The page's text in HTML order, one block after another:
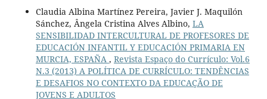
Claudia Albina Martínez Pereira, Javier J. Maquilón
Sánchez, Ângela Cristina Alves Albino, LA
SENSIBILIDAD INTERCULTURAL DE PROFESORES DE
EDUCACIÓN INFANTIL Y EDUCACIÓN PRIMARIA EN
MURCIA, ESPAÑA , Revista Espaço do Currículo: Vol.6
N.3 (2013) A POLÍTICA DE CURRÍCULO: TENDÊNCIAS
E DESAFIOS NO CONTEXTO DA EDUCAÇÃO DE
JOVENS E ADULTOS